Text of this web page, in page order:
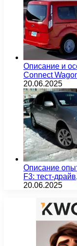
Описание и
Connect
20.06.2025
Описание
F3: тест-
20.06.2025